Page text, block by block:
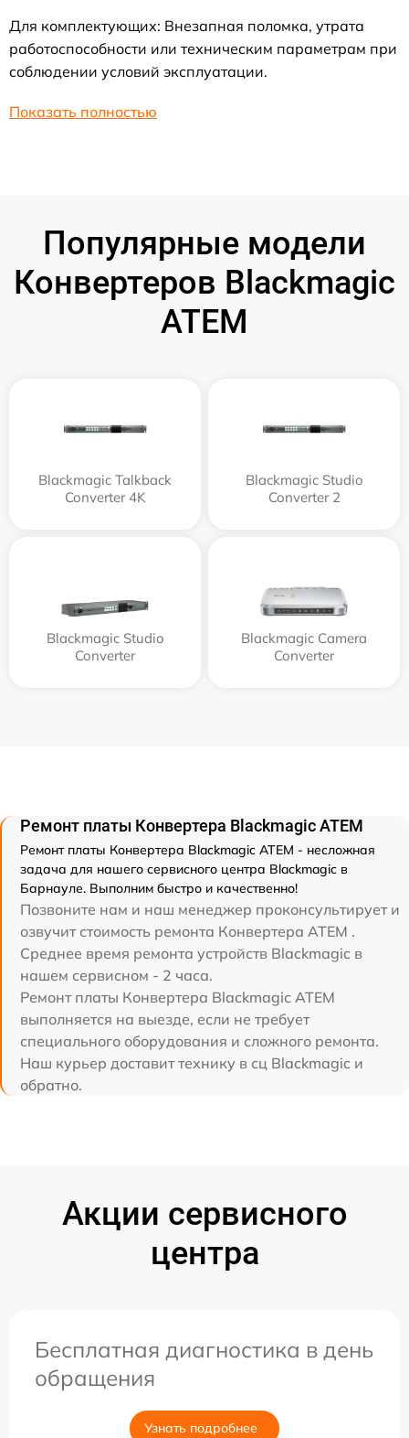
Для комплектующих: Внезапная поломка, утрата
работоспособности или техническим параметрам при
соблюдении условий эксплуатации.
Показать полностью
Популярные модели
Конвертеров Blackmagic
ATEM
Blackmagic Talkback
Converter 4K
Blackmagic Studio
Converter 2
Blackmagic Studio
Converter
Blackmagic Camera
Converter
Ремонт платы Конвертера Blackmagic ATEM
Ремонт платы Конвертера Blackmagic ATEM - несложная
задача для нашего сервисного центра Blackmagic в
Барнауле. Выполним быстро и качественно!
Позвоните нам и наш менеджер проконсультирует и
озвучит стоимость ремонта Конвертера ATEM .
Среднее время ремонта устройств Blackmagic в
нашем сервисном - 2 часа.
Ремонт платы Конвертера Blackmagic ATEM
выполняется на выезде, если не требует
специального оборудования и сложного ремонта.
Наш курьер доставит технику в сц Blackmagic и
обратно.
Акции сервисного
центра
Бесплатная диагностика в день
обращения
Узнать подробнее